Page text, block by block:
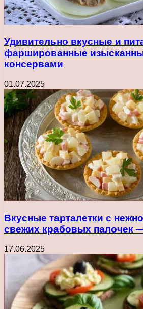
Удивительно вкусные и
фаршированные
консервами
01.07.2025
Вкусные тарталетки с
свежих крабовых палочек
17.06.2025